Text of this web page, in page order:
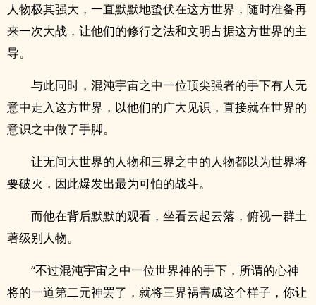
人物极其强大，一直默默地蛰伏在这方世界，随时准备再
来一次大战，让他们的修行之法和文明占据这方世界的主
导。
与此同时，混沌宇宙之中一位顶尖强者的手下有人无
意中走入这方世界，以他们的广大见识，直接就在世界的
意识之中做了手脚。
让无间大世界的人物和三界之中的人物都以为世界将
要破灭，因此爆发出最为可怕的战斗。
而他在背后默默的观看，坐看云起云落，俯视一群土
著级别人物。
“不过混沌宇宙之中一位世界神的手下，所谓的心神
将的一道第二元神罢了，就将三界祸害成这个样子，你让